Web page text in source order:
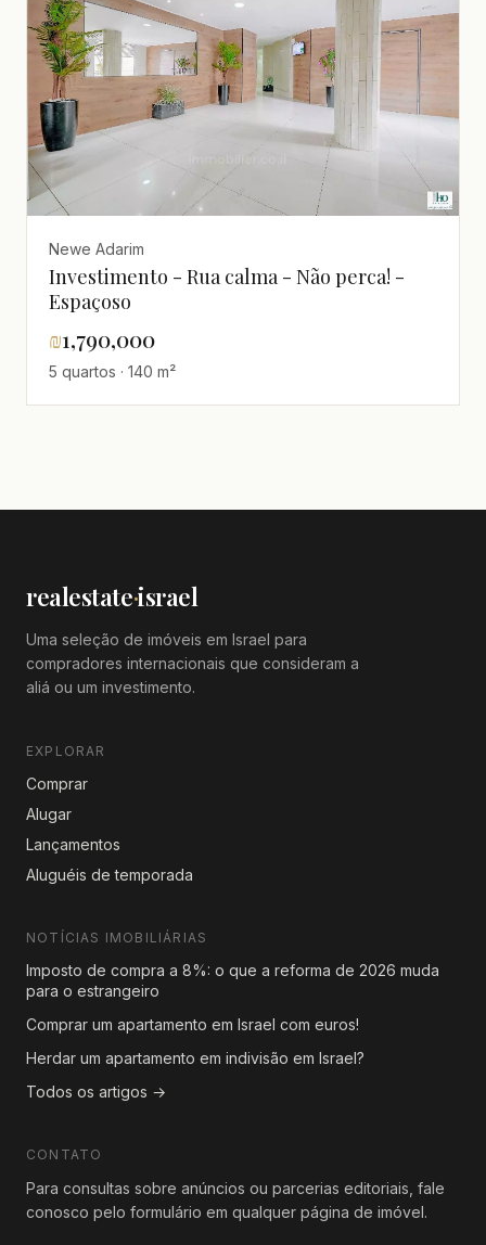
Newe Adarim
Investimento - Rua calma - Não perca! -
Espaçoso
₪1,790,000
5 quartos · 140 m²
realestate·israel
Uma seleção de imóveis em Israel para
compradores internacionais que consideram a
aliá ou um investimento.
EXPLORAR
Comprar
Alugar
Lançamentos
Aluguéis de temporada
NOTÍCIAS IMOBILIÁRIAS
Imposto de compra a 8%: o que a reforma de 2026 muda
para o estrangeiro
Comprar um apartamento em Israel com euros!
Herdar um apartamento em indivisão em Israel?
Todos os artigos →
CONTATO
Para consultas sobre anúncios ou parcerias editoriais, fale
conosco pelo formulário em qualquer página de imóvel.